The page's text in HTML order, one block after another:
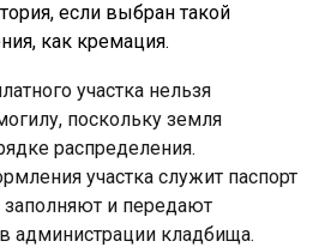
если выбран такой
как кремация.
участка нельзя
поскольку земля
распределения.
участка служит паспорт
заполняют и передают
администрации кладбища.